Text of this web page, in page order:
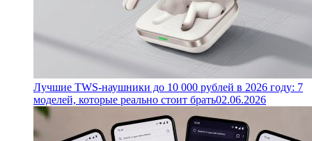
Лучшие TWS-наушники до 10 000 рублей в 2026 году: 7
моделей, которые реально стоит брать02.06.2026